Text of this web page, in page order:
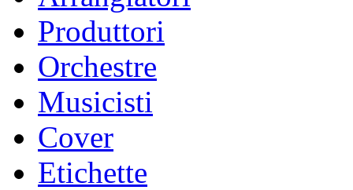
Produttori
Orchestre
Musicisti
Cover
Etichette